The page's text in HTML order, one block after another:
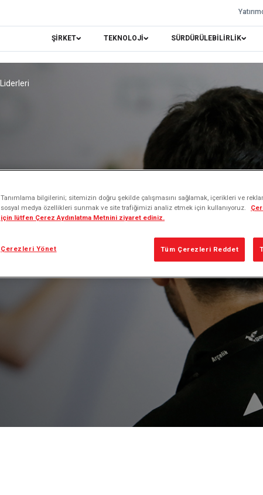
ŞİRKET TEKNOLOJİ SÜRDÜRÜLEBİLİRLİK
Tanımlama bilgilerini; sitemizin doğru şekilde çalışmasını sağlamak, içerikleri ve
sosyal medya özellikleri sunmak ve site trafiğimizi analiz etmek için kullanıyoruz.
için lütfen Çerez Aydınlatma Metnini ziyaret ediniz.
Tüm Çerezleri Reddet
Çerezleri Yönet